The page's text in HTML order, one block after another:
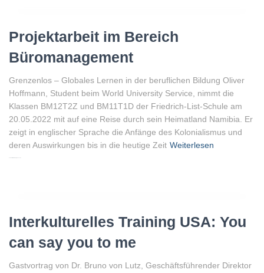
Projektarbeit im Bereich
Büromanagement
Grenzenlos – Globales Lernen in der beruflichen Bildung Oliver
Hoffmann, Student beim World University Service, nimmt die
Klassen BM12T2Z und BM11T1D der Friedrich-List-Schule am
20.05.2022 mit auf eine Reise durch sein Heimatland Namibia. Er
zeigt in englischer Sprache die Anfänge des Kolonialismus und
deren Auswirkungen bis in die heutige Zeit Weiterlesen
Interkulturelles Training USA: You
can say you to me
Gastvortrag von Dr. Bruno von Lutz, Geschäftsführender Direktor